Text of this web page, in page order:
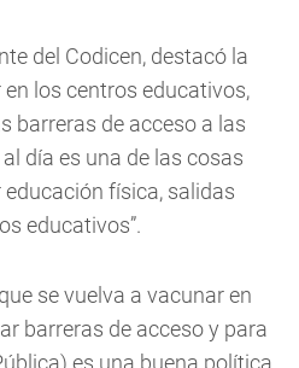
del Codicen, destacó la
los centros educativos,
barreras de acceso a las
día es una de las cosas
física, salidas
educativos”.
se vuelva a vacunar en
barreras de acceso y para
es una buena política